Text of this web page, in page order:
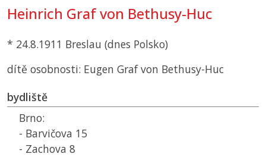
Heinrich Graf von Bethusy-Huc
* 24.8.1911 Breslau (dnes Polsko)
dítě osobnosti: Eugen Graf von Bethusy-Huc
bydliště
Brno:
- Barvičova 15
- Zachova 8